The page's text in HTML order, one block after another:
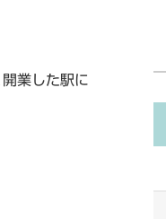
業した駅に